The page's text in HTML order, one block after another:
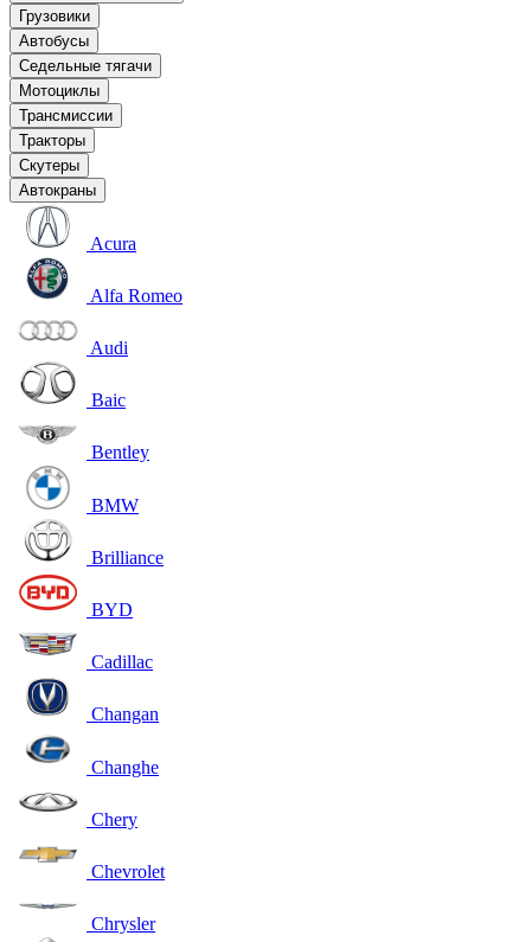
Грузовики
Автобусы
Седельные тягачи
Мотоциклы
Трансмиссии
Тракторы
Скутеры
Автокраны
Acura
Alfa Romeo
Audi
Baic
Bentley
BMW
Brilliance
BYD
Cadillac
Changan
Changhe
Chery
Chevrolet
Chrysler